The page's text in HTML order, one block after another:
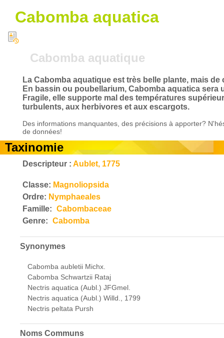
Cabomba aquatica
Cabomba aquatique
La Cabomba aquatique est très belle plante, mais de
En bassin ou poubellarium, Cabomba aquatica
Fragile, elle supporte mal des températures
turbulents, aux herbivores et aux escargots.
Des informations manquantes, des précisions à apporter?
de données!
Taxinomie
Descripteur : Aublet, 1775
Classe: Magnoliopsida
Ordre: Nymphaeales
Famille: Cabombaceae
Genre: Cabomba
Synonymes
Cabomba aubletii Michx.
Cabomba Schwartzii Rataj
Nectris aquatica (Aubl.) JFGmel.
Nectris aquatica (Aubl.) Willd., 1799
Nectris peltata Pursh
Noms Communs